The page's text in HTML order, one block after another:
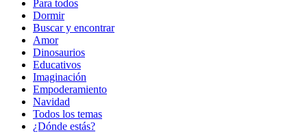
Para todos
Dormir
Buscar y encontrar
Amor
Dinosaurios
Educativos
Imaginación
Empoderamiento
Navidad
Todos los temas
¿Dónde estás?